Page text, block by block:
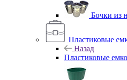
Бочки из
Пластиковые
Назад
Пластиковые